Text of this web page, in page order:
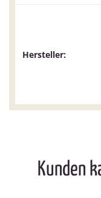
Hersteller:
Kunden